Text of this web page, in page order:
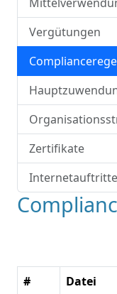
Vergütungen
Zertifikate
Internetauftritte
# Datei